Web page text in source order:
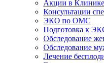
Акции в
Консультации
ЭКО по ОМС
Подготовка к
Обследование
Обследование
Лечение